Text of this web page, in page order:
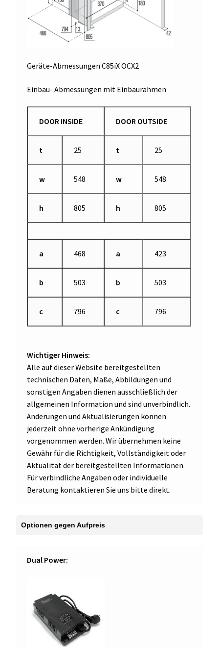
Geräte-Abmessungen C85iX OCX2
Einbau- Abmessungen mit Einbaurahmen
DOOR INSIDE DOOR OUTSIDE
t 25 t 25
w 548 w 548
h 805 h 805
a 468 a 423
b 503 b 503
c 796 c 796
Wichtiger Hinweis:
Alle auf dieser Website bereitgestellten
technischen Daten, Maße, Abbildungen und
sonstigen Angaben dienen ausschließlich der
allgemeinen Information und sind unverbindlich.
Änderungen und Aktualisierungen können
jederzeit ohne vorherige Ankündigung
vorgenommen werden. Wir übernehmen keine
Gewähr für die Richtigkeit, Vollständigkeit oder
Aktualität der bereitgestellten Informationen.
Für verbindliche Angaben oder individuelle
Beratung kontaktieren Sie uns bitte direkt.
Optionen gegen Aufpreis
Dual Power: